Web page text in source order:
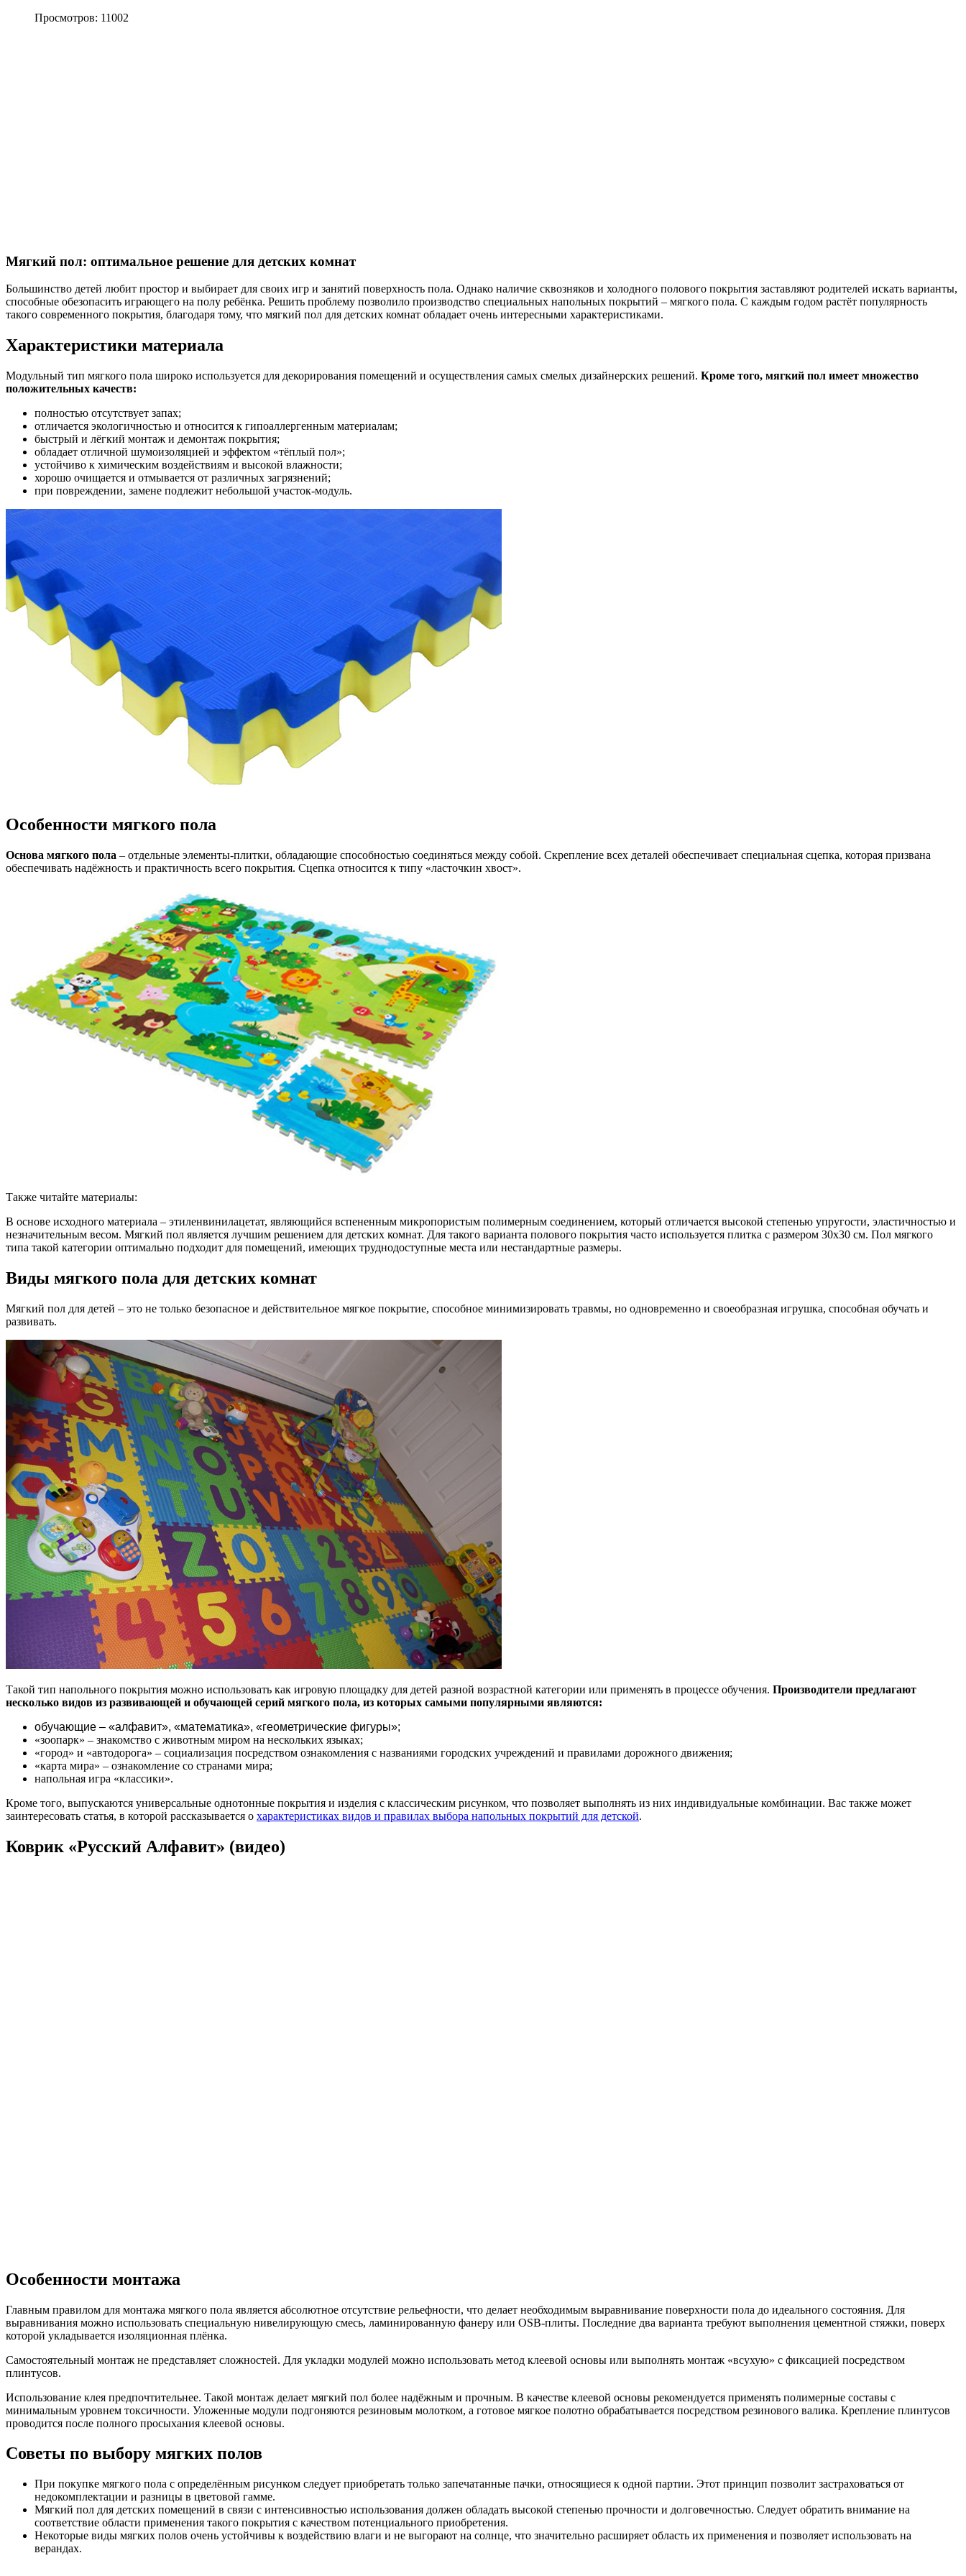
Просмотров: 11002
Мягкий пол: оптимальное решение для детских комнат
Большинство детей любит простор и выбирает для своих игр и занятий поверхность пола. Однако наличие сквозняков и холодного полового покрытия заставляют родителей искать варианты,
способные обезопасить играющего на полу ребёнка. Решить проблему позволило производство специальных напольных покрытий – мягкого пола. С каждым годом растёт популярность
такого современного покрытия, благодаря тому, что мягкий пол для детских комнат обладает очень интересными характеристиками.
Характеристики материала
Модульный тип мягкого пола широко используется для декорирования помещений и осуществления самых смелых дизайнерских решений. Кроме того, мягкий пол имеет множество
положительных качеств:
полностью отсутствует запах;
отличается экологичностью и относится к гипоаллергенным материалам;
быстрый и лёгкий монтаж и демонтаж покрытия;
обладает отличной шумоизоляцией и эффектом «тёплый пол»;
устойчиво к химическим воздействиям и высокой влажности;
хорошо очищается и отмывается от различных загрязнений;
при повреждении, замене подлежит небольшой участок-модуль.
Особенности мягкого пола
Основа мягкого пола – отдельные элементы-плитки, обладающие способностью соединяться между собой. Скрепление всех деталей обеспечивает специальная сцепка, которая призвана
обеспечивать надёжность и практичность всего покрытия. Сцепка относится к типу «ласточкин хвост».
Также читайте материалы:
В основе исходного материала – этиленвинилацетат, являющийся вспененным микропористым полимерным соединением, который отличается высокой степенью упругости, эластичностью и
незначительным весом. Мягкий пол является лучшим решением для детских комнат. Для такого варианта полового покрытия часто используется плитка с размером 30х30 см. Пол мягкого
типа такой категории оптимально подходит для помещений, имеющих труднодоступные места или нестандартные размеры.
Виды мягкого пола для детских комнат
Мягкий пол для детей – это не только безопасное и действительное мягкое покрытие, способное минимизировать травмы, но одновременно и своеобразная игрушка, способная обучать и
развивать.
Такой тип напольного покрытия можно использовать как игровую площадку для детей разной возрастной категории или применять в процессе обучения. Производители предлагают
несколько видов из развивающей и обучающей серий мягкого пола, из которых самыми популярными являются:
обучающие – «алфавит», «математика», «геометрические фигуры»;
«зоопарк» – знакомство с животным миром на нескольких языках;
«город» и «автодорога» – социализация посредством ознакомления с названиями городских учреждений и правилами дорожного движения;
«карта мира» – ознакомление со странами мира;
напольная игра «классики».
Кроме того, выпускаются универсальные однотонные покрытия и изделия с классическим рисунком, что позволяет выполнять из них индивидуальные комбинации. Вас также может
заинтересовать статья, в которой рассказывается о характеристиках видов и правилах выбора напольных покрытий для детской.
Коврик «Русский Алфавит» (видео)
Особенности монтажа
Главным правилом для монтажа мягкого пола является абсолютное отсутствие рельефности, что делает необходимым выравнивание поверхности пола до идеального состояния. Для
выравнивания можно использовать специальную нивелирующую смесь, ламинированную фанеру или OSB-плиты. Последние два варианта требуют выполнения цементной стяжки, поверх
которой укладывается изоляционная плёнка.
Самостоятельный монтаж не представляет сложностей. Для укладки модулей можно использовать метод клеевой основы или выполнять монтаж «всухую» с фиксацией посредством
плинтусов.
Использование клея предпочтительнее. Такой монтаж делает мягкий пол более надёжным и прочным. В качестве клеевой основы рекомендуется применять полимерные составы с
минимальным уровнем токсичности. Уложенные модули подгоняются резиновым молотком, а готовое мягкое полотно обрабатывается посредством резинового валика. Крепление плинтусов
проводится после полного просыхания клеевой основы.
Советы по выбору мягких полов
При покупке мягкого пола с определённым рисунком следует приобретать только запечатанные пачки, относящиеся к одной партии. Этот принцип позволит застраховаться от
недокомплектации и разницы в цветовой гамме.
Мягкий пол для детских помещений в связи с интенсивностью использования должен обладать высокой степенью прочности и долговечностью. Следует обратить внимание на
соответствие области применения такого покрытия с качеством потенциального приобретения.
Некоторые виды мягких полов очень устойчивы к воздействию влаги и не выгорают на солнце, что значительно расширяет область их применения и позволяет использовать на
верандах.